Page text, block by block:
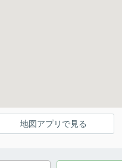
地図アプリで見る